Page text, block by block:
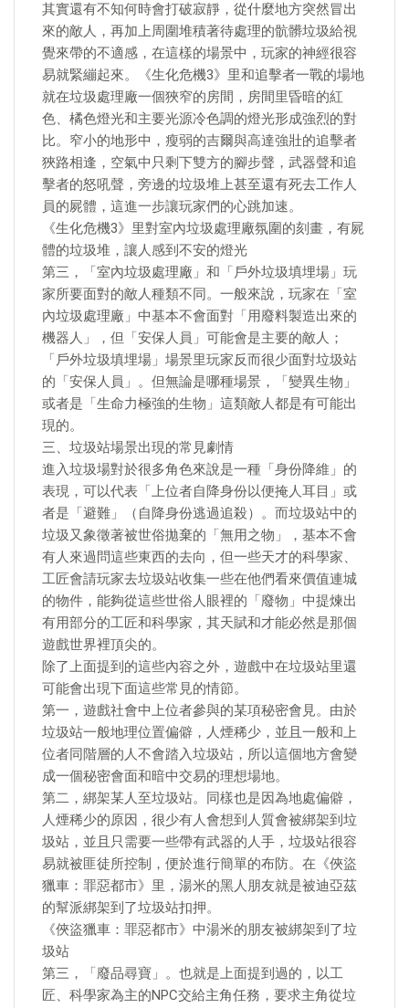
其實還有不知何時會打破寂靜，從什麼地方突然冒出
來的敵人，再加上周圍堆積著待處理的骯髒垃圾給視
覺來帶的不適感，在這樣的場景中，玩家的神經很容
易就緊繃起來。《生化危機3》里和追擊者一戰的場地
就在垃圾處理廠一個狹窄的房間，房間里昏暗的紅
色、橘色燈光和主要光源冷色調的燈光形成強烈的對
比。窄小的地形中，瘦弱的吉爾與高達強壯的追擊者
狹路相逢，空氣中只剩下雙方的腳步聲，武器聲和追
擊者的怒吼聲，旁邊的垃圾堆上甚至還有死去工作人
員的屍體，這進一步讓玩家們的心跳加速。
《生化危機3》里對室內垃圾處理廠氛圍的刻畫，有屍
體的垃圾堆，讓人感到不安的燈光
第三，「室內垃圾處理廠」和「戶外垃圾填埋場」玩
家所要面對的敵人種類不同。一般來說，玩家在「室
內垃圾處理廠」中基本不會面對「用廢料製造出來的
機器人」，但「安保人員」可能會是主要的敵人；
「戶外垃圾填埋場」場景里玩家反而很少面對垃圾站
的「安保人員」。但無論是哪種場景，「變異生物」
或者是「生命力極強的生物」這類敵人都是有可能出
現的。
三、垃圾站場景出現的常見劇情
進入垃圾場對於很多角色來說是一種「身份降維」的
表現，可以代表「上位者自降身份以便掩人耳目」或
者是「避難」（自降身份逃過追殺）。而垃圾站中的
垃圾又象徵著被世俗拋棄的「無用之物」，基本不會
有人來過問這些東西的去向，但一些天才的科學家、
工匠會請玩家去垃圾站收集一些在他們看來價值連城
的物件，能夠從這些世俗人眼裡的「廢物」中提煉出
有用部分的工匠和科學家，其天賦和才能必然是那個
遊戲世界裡頂尖的。
除了上面提到的這些內容之外，遊戲中在垃圾站里還
可能會出現下面這些常見的情節。
第一，遊戲社會中上位者參與的某項秘密會見。由於
垃圾站一般地理位置偏僻，人煙稀少，並且一般和上
位者同階層的人不會踏入垃圾站，所以這個地方會變
成一個秘密會面和暗中交易的理想場地。
第二，綁架某人至垃圾站。同樣也是因為地處偏僻，
人煙稀少的原因，很少有人會想到人質會被綁架到垃
圾站，並且只需要一些帶有武器的人手，垃圾站很容
易就被匪徒所控制，便於進行簡單的布防。在《俠盜
獵車：罪惡都市》里，湯米的黑人朋友就是被迪亞茲
的幫派綁架到了垃圾站扣押。
《俠盜獵車：罪惡都市》中湯米的朋友被綁架到了垃
圾站
第三，「廢品尋寶」。也就是上面提到過的，以工
匠、科學家為主的NPC交給主角任務，要求主角從垃